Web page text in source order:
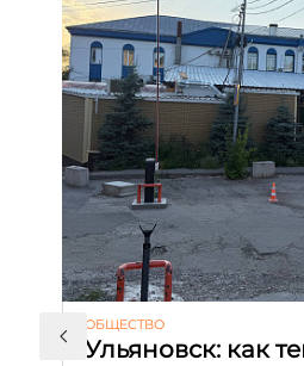
ОБЩЕСТВО
Ульяновск: как